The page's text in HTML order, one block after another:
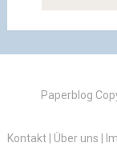
Paperblog
Kontakt| Über uns